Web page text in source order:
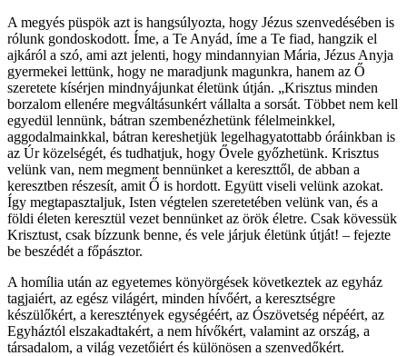
A megyés püspök azt is hangsúlyozta, hogy Jézus szenvedésében is
rólunk gondoskodott. Íme, a Te Anyád, íme a Te fiad, hangzik el
ajkáról a szó, ami azt jelenti, hogy mindannyian Mária, Jézus Anyja
gyermekei lettünk, hogy ne maradjunk magunkra, hanem az Ő
szeretete kísérjen mindnyájunkat életünk útján. „Krisztus minden
borzalom ellenére megváltásunkért vállalta a sorsát. Többet nem kell
egyedül lennünk, bátran szembenézhetünk félelmeinkkel,
aggodalmainkkal, bátran kereshetjük legelhagyatottabb óráinkban is
az Úr közelségét, és tudhatjuk, hogy Ővele győzhetünk. Krisztus
velünk van, nem megment bennünket a kereszttől, de abban a
keresztben részesít, amit Ő is hordott. Együtt viseli velünk azokat.
Így megtapasztaljuk, Isten végtelen szeretetében velünk van, és a
földi életen keresztül vezet bennünket az örök életre. Csak kövessük
Krisztust, csak bízzunk benne, és vele járjuk életünk útját! – fejezte
be beszédét a főpásztor.
A homília után az egyetemes könyörgések következtek az egyház
tagjaiért, az egész világért, minden hívőért, a keresztségre
készülőkért, a keresztények egységéért, az Ószövetség népéért, az
Egyháztól elszakadtakért, a nem hívőkért, valamint az ország, a
társadalom, a világ vezetőiért és különösen a szenvedőkért.